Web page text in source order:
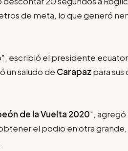
de meta, lo que generó
escribió el presidente
un saludo de Carapaz para
de la Vuelta 2020", agregó
el podio en otra grande,